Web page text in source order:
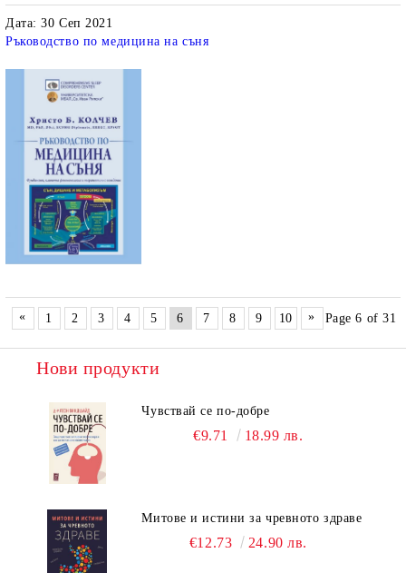
Дата: 30 Сеп 2021
Ръководство по медицина на съня
« 1 2 3 4 5 6 7 8 9 10 » Page 6 of 31
Нови продукти
Чувствай се по-добре
€9.71 18.99 лв.
Митове и истини за чревното здраве
€12.73 24.90 лв.